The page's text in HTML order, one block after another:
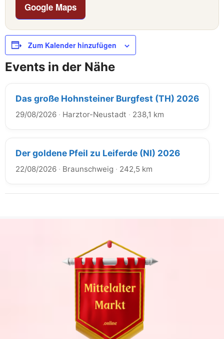
Google Maps
Zum Kalender hinzufügen
Events in der Nähe
Das große Hohnsteiner Burgfest (TH) 2026
29/08/2026 · Harztor-Neustadt · 238,1 km
Der goldene Pfeil zu Leiferde (NI) 2026
22/08/2026 · Braunschweig · 242,5 km